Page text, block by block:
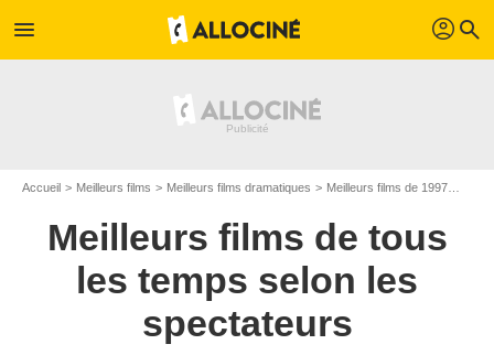
menu profil search
Accueil Meilleurs films Meilleurs films dramatiques Meilleurs films de 1997
Meilleurs films de tous
les temps selon les
spectateurs